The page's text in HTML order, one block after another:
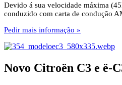
Devido á sua velocidade máxima
conduzido com carta de condução
Pedir mais informação »
Novo Citroën C3 e ë-